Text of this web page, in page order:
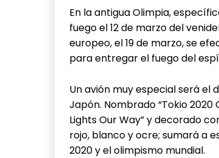
En la antigua Olimpia,
fuego el 12 de marzo del
europeo, el 19 de marzo, se
para entregar el fuego del
Un avión muy especial será el
Japón. Nombrado “Tokio
Lights Our Way” y decorado
rojo, blanco y ocre; sumará a
2020 y el olimpismo mundial.